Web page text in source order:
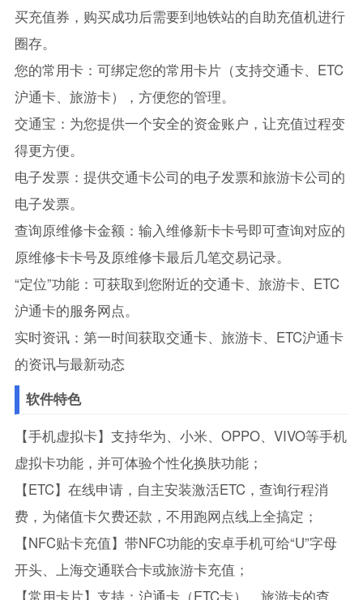
买充值券，购买成功后需要到地铁站的自助充值机进行
圈存。
您的常用卡：可绑定您的常用卡片（支持交通卡、ETC
沪通卡、旅游卡），方便您的管理。
交通宝：为您提供一个安全的资金账户，让充值过程变
得更方便。
电子发票：提供交通卡公司的电子发票和旅游卡公司的
电子发票。
查询原维修卡金额：输入维修新卡卡号即可查询对应的
原维修卡卡号及原维修卡最后几笔交易记录。
“定位”功能：可获取到您附近的交通卡、旅游卡、ETC
沪通卡的服务网点。
实时资讯：第一时间获取交通卡、旅游卡、ETC沪通卡
的资讯与最新动态
软件特色
【手机虚拟卡】支持华为、小米、OPPO、VIVO等手机
虚拟卡功能，并可体验个性化换肤功能；
【ETC】在线申请，自主安装激活ETC，查询行程消
费，为储值卡欠费还款，不用跑网点线上全搞定；
【NFC贴卡充值】带NFC功能的安卓手机可给“U”字母
开头、上海交通联合卡或旅游卡充值；
【常用卡片】支持：沪通卡（ETC卡）、旅游卡的查